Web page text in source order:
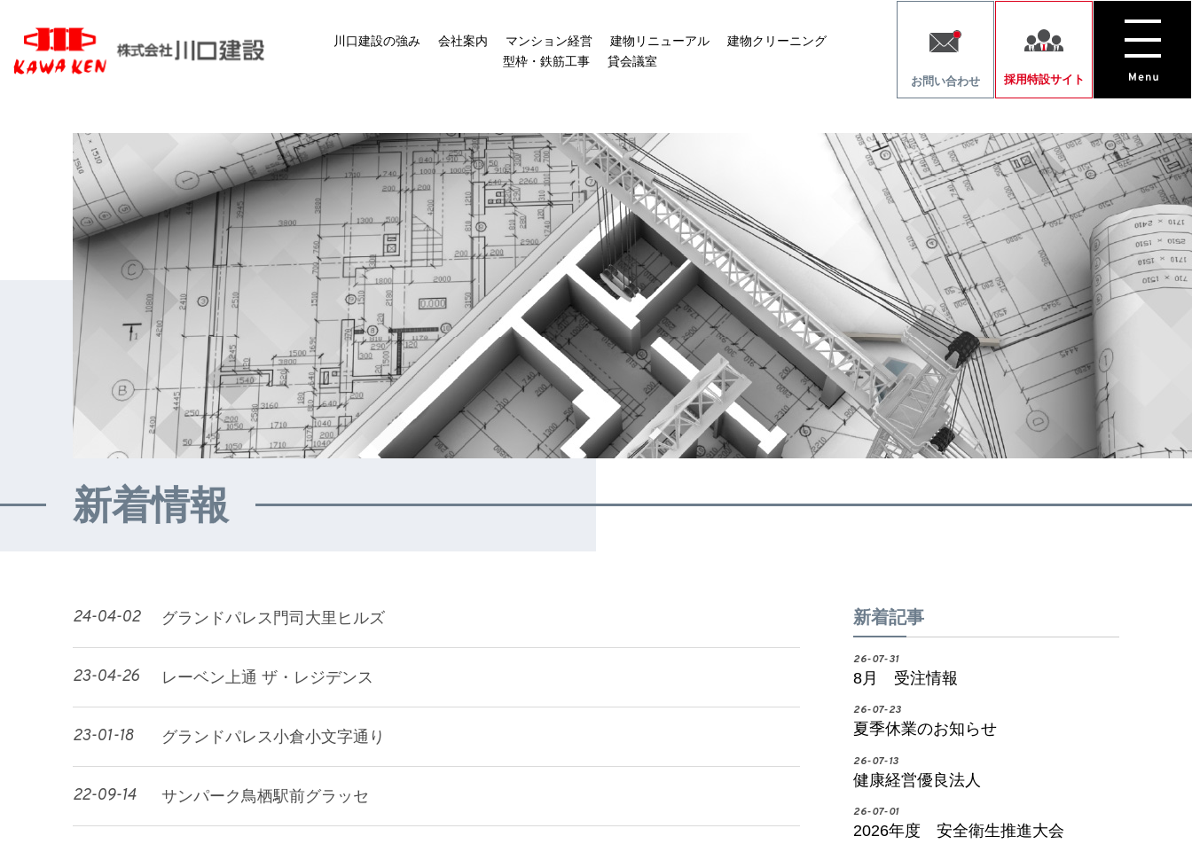
川口建設の強み 会社案内 マンション経営 建物リニューアル
建物クリーニング
型枠・鉄筋工事
貸会議室
お問い合わせ 採用特設サイト
新着情報
24-04-02 グランドパレス門司大里ヒルズ
23-04-26 レーベン上通 ザ・レジデンス
23-01-18 グランドパレス小倉小文字通り
22-09-14 サンパーク鳥栖駅前グラッセ
新着記事
26-07-31
8月 受注情報
26-07-23
夏季休業のお知らせ
26-07-13
健康経営優良法人
26-07-01
2026年度 安全衛生推進大会